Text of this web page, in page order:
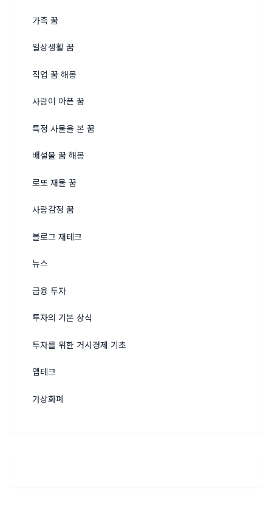
가족 꿈
일상생활 꿈
직업 꿈 해몽
사람이 아픈 꿈
특정 사물을 본 꿈
배설물 꿈 해몽
로또 재물 꿈
사람감정 꿈
블로그 재테크
뉴스
금융 투자
투자의 기본 상식
투자를 위한 거시경제 기초
앱테크
가상화폐